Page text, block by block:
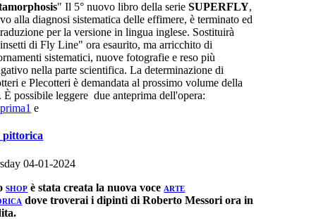
" Il 5° nuovo libro della serieSUPERFLY,
alla diagnosi sistematica delle effimere, è terminato ed
per la versione in lingua inglese. Sostituirà
di Fly Line" ora esaurito, ma arricchito di
sistematici, nuove fotografie e reso più
nella parte scientifica. La determinazione di
e Plecotteri è demandata al prossimo volume della
È possibile leggere due anteprima dell'opera:
e
pittorica
04-01-2024
SHOP è stata creata la nuova voce ARTE
dove troverai i dipinti di Roberto Messori ora in